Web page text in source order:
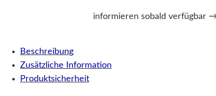
informieren sobald verfügbar
Beschreibung
Zusätzliche Information
Produktsicherheit